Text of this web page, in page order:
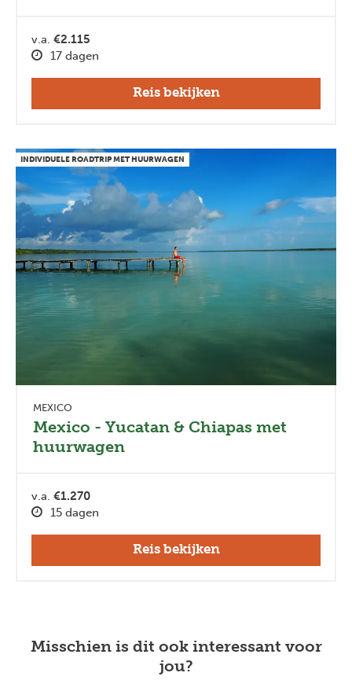
v.a. €2.115
17 dagen
Reis bekijken
INDIVIDUELE ROADTRIP MET HUURWAGEN
MEXICO
Mexico - Yucatan & Chiapas met
huurwagen
v.a. €1.270
15 dagen
Reis bekijken
Misschien is dit ook interessant voor
jou?